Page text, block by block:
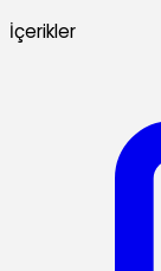
İçerikler